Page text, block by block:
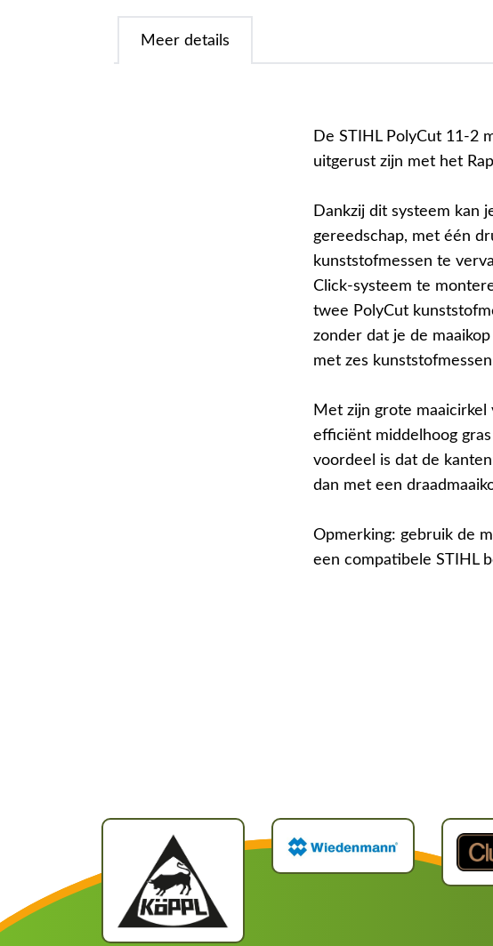
Meer details
De STIHL PolyCut 11-2
uitgerust zijn met het
Dankzij dit systeem kan
gereedschap, met één
kunststofmessen te
Click-systeem te
twee PolyCut
zonder dat je de
met zes
Met zijn grote maaicirkel
efficiënt middelhoog
voordeel is dat de
dan met een
Opmerking: gebruik de
een compatibele STIHL